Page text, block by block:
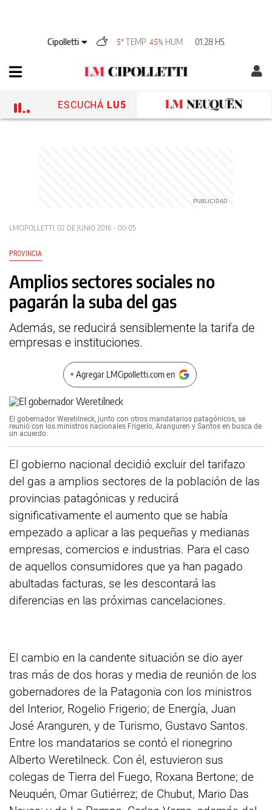
Cipolletti 5° TEMP 45% HUM 01:28 HS
ESCUCHÁ LU5
LMCIPOLLETTI 02 DE JUNIO 2016 - 00:05
PROVINCIA
Amplios sectores sociales no
pagarán la suba del gas
Además, se reducirá sensiblemente la tarifa de
empresas e instituciones.
+ Agregar LMCipolletti.com en
El gobernador Weretilneck, junto con otros mandatarios patagónicos, se
reunió con los ministros nacionales Frigerio, Aranguren y Santos en busca de
un acuerdo.
El gobierno nacional decidió excluir del tarifazo
del gas a amplios sectores de la población de las
provincias patagónicas y reducirá
significativamente el aumento que se había
empezado a aplicar a las pequeñas y medianas
empresas, comercios e industrias. Para el caso
de aquellos consumidores que ya han pagado
abultadas facturas, se les descontará las
diferencias en las próximas cancelaciones.
El cambio en la candente situación se dio ayer
tras más de dos horas y media de reunión de los
gobernadores de la Patagonia con los ministros
del Interior, Rogelio Frigerio; de Energía, Juan
José Aranguren, y de Turismo, Gustavo Santos.
Entre los mandatarios se contó el rionegrino
Alberto Weretilneck. Con él, estuvieron sus
colegas de Tierra del Fuego, Roxana Bertone; de
Neuquén, Omar Gutiérrez; de Chubut, Mario Das